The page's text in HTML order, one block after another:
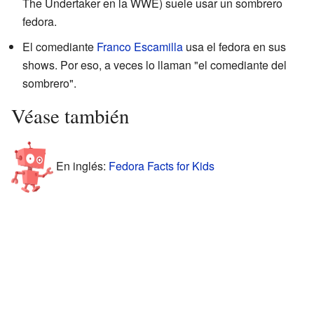
fedora.
El comediante Franco Escamilla usa el fedora en sus
shows. Por eso, a veces lo llaman "el comediante del
sombrero".
Véase también
En inglés: Fedora Facts for Kids